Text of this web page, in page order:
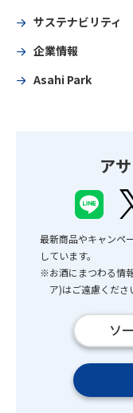
サステナビリティ
企業情報
Asahi Park
ア
最新商品やキャンペ
しています。
※お酒にまつわる情
ア)はご遠慮くださ
ソ